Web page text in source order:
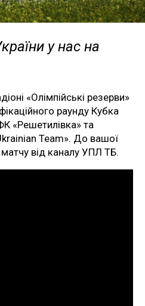
у нас на
«Олімпійські резерви»
раунду Кубка
«Решетилівка» та
Team». До вашої
від каналу УПЛ ТБ.